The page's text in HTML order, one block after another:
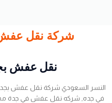
شركة نقل
نقل عفش
النسر السعودي شركة نقل عفش
في جده, شركه نقل عفش في جدة